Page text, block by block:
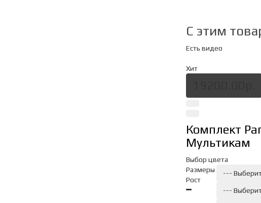
C этим
Есть видео
Хит
Комплект
Мультикам
Выбор цвета
---
Размеры
---
Рост